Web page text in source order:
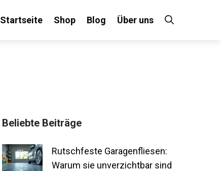
Startseite Shop Blog Über uns
Beliebte Beiträge
Rutschfeste Garagenfliesen:
Warum sie unverzichtbar sind